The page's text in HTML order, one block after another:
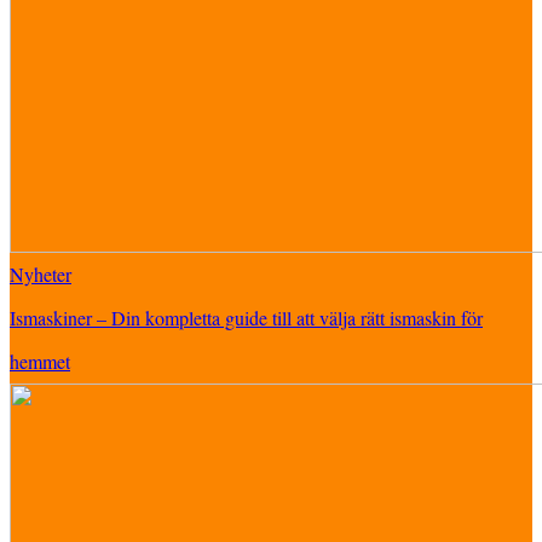
Nyheter
Ismaskiner – Din kompletta guide till att välja rätt ismaskin för
hemmet